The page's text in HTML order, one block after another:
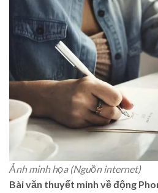
Ảnh minh họa (Nguồn internet)
Bài văn thuyết minh về động